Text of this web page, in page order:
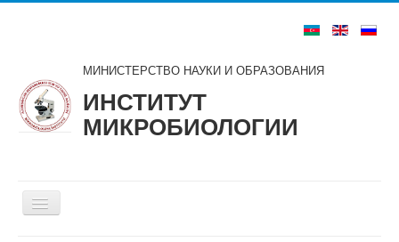
МИНИСТЕРСТВО НАУКИ И ОБРАЗОВАНИЯ
ИНСТИТУТ
МИКРОБИОЛОГИИ
Включить/
выключить